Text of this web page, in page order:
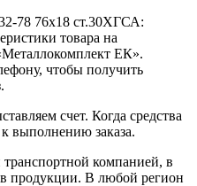
78 76x18 ст.30ХГСА:
товара на
ЕК».
чтобы получить
счет. Когда средства
выполнению заказа.
компанией, в
продукции. В любой регион